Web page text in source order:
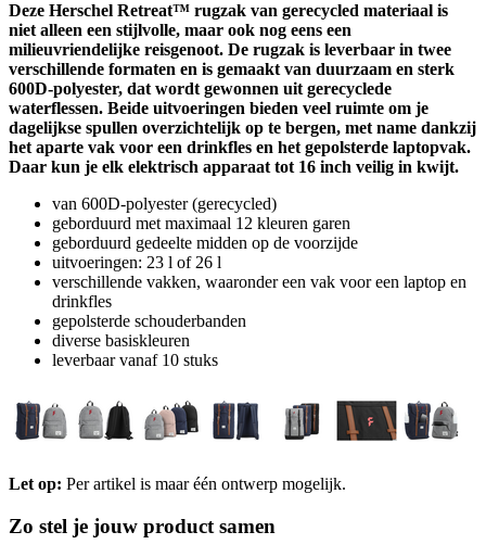
Deze Herschel Retreat™ rugzak van gerecycled materiaal is
niet alleen een stijlvolle, maar ook nog eens een
milieuvriendelijke reisgenoot. De rugzak is leverbaar in twee
verschillende formaten en is gemaakt van duurzaam en sterk
600D-polyester, dat wordt gewonnen uit gerecyclede
waterflessen. Beide uitvoeringen bieden veel ruimte om je
dagelijkse spullen overzichtelijk op te bergen, met name dankzij
het aparte vak voor een drinkfles en het gepolsterde laptopvak.
Daar kun je elk elektrisch apparaat tot 16 inch veilig in kwijt.
van 600D-polyester (gerecycled)
geborduurd met maximaal 12 kleuren garen
geborduurd gedeelte midden op de voorzijde
uitvoeringen: 23 l of 26 l
verschillende vakken, waaronder een vak voor een laptop en
drinkfles
gepolsterde schouderbanden
diverse basiskleuren
leverbaar vanaf 10 stuks
Let op: Per artikel is maar één ontwerp mogelijk.
Zo stel je jouw product samen